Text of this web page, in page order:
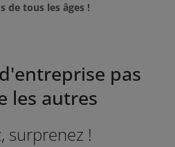
de tous les âges !
pas
les autres
surprenez !